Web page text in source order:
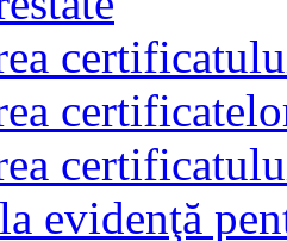
evidenţă